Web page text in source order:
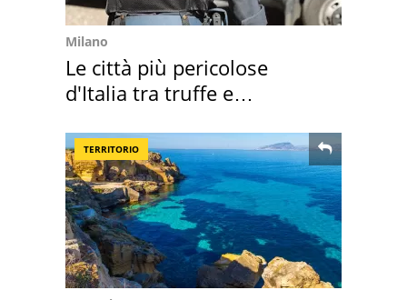
Milano
Le città più pericolose
d'Italia tra truffe e
TERRITORIO